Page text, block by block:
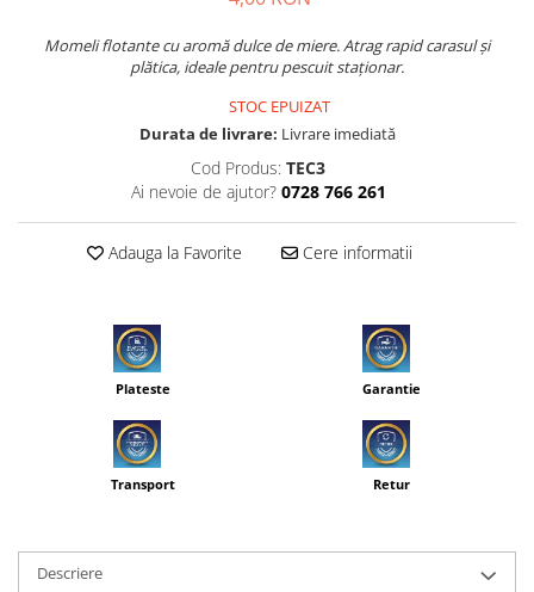
Momeli flotante cu aromă dulce de miere. Atrag rapid carasul și
plătica, ideale pentru pescuit staționar.
STOC EPUIZAT
Durata de livrare: Livrare imediată
Cod Produs: TEC3
Ai nevoie de ajutor? 0728 766 261
Adauga la Favorite Cere informatii
Plateste Garantie
Transport Retur
Descriere